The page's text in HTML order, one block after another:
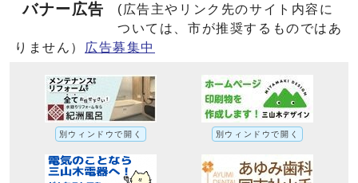
バナー広告
(広告主やリンク先のサイト内容に
ついては、市が推奨するものではあ
りません）
広告募集中
別ウィンドウで開く 別ウィンドウで開く